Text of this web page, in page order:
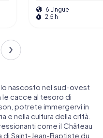
6 Lingue
2,5 h
nascosto nel sud-ovest
le cacce al tesoro di
potrete immergervi in
e nella cultura della città.
come il Château
di Saint-Jean-Baptiste du